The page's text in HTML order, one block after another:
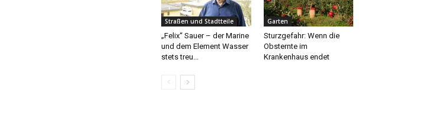
Straßen und Stadtteile
„Felix“ Sauer – der Marine
und dem Element Wasser
stets treu...
Garten
Sturzgefahr: Wenn die
Obsternte im
Krankenhaus endet